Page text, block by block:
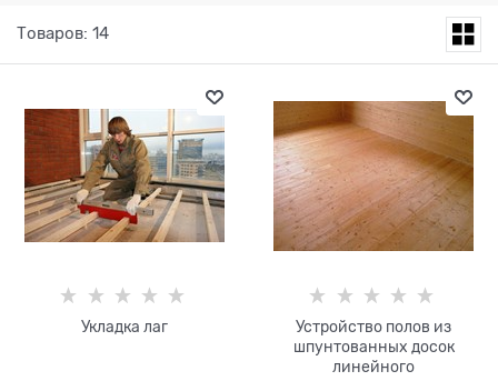
Товаров: 14
Укладка лаг
Устройство полов из
шпунтованных досок
линейного